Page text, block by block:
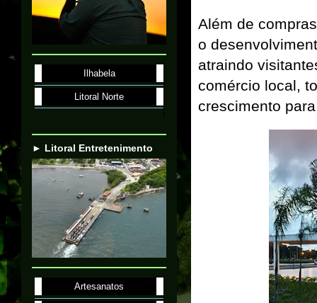
Além de
o
atraindo
comércio local,
crescimento
Ilhabela
Litoral Norte
► Litoral Entretenimento
Artesanatos